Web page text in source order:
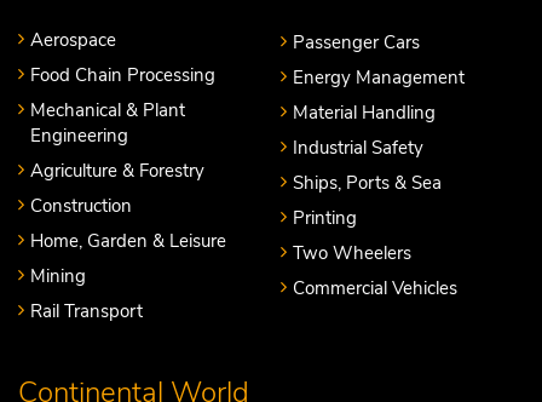
Aerospace
Food Chain Processing
Mechanical & Plant
Engineering
Agriculture & Forestry
Construction
Home, Garden & Leisure
Mining
Rail Transport
Passenger Cars
Energy Management
Material Handling
Industrial Safety
Ships, Ports & Sea
Printing
Two Wheelers
Commercial Vehicles
Continental World